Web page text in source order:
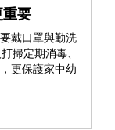
重要
戴口罩與勤洗
掃定期消毒、
更保護家中幼